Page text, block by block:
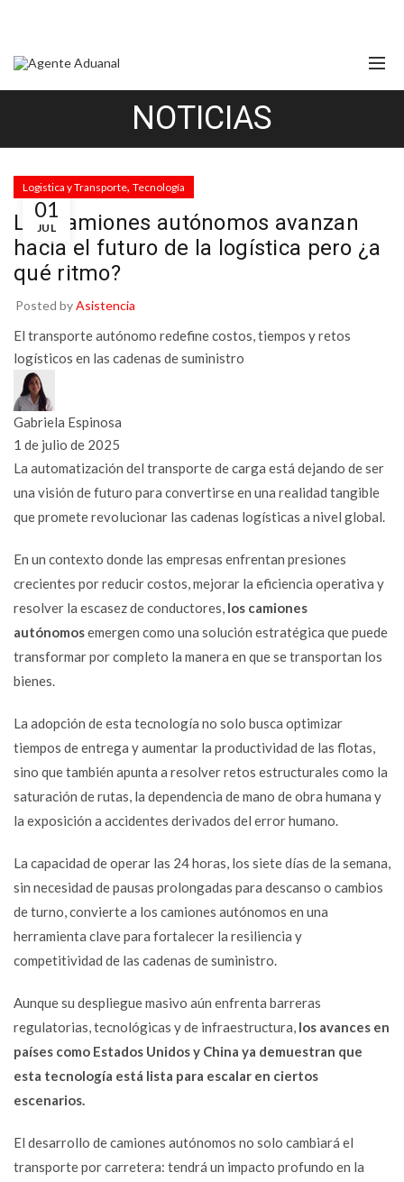
NOTICIAS
01
JUL
Logistica y Transporte, Tecnología
Los camiones autónomos avanzan
hacia el futuro de la logística pero ¿a
qué ritmo?
Posted byAsistencia
El transporte autónomo redefine costos, tiempos y retos
logísticos en las cadenas de suministro
Gabriela Espinosa
1 de julio de 2025
La automatización del transporte de carga está dejando de ser
una visión de futuro para convertirse en una realidad tangible
que promete revolucionar las cadenas logísticas a nivel global.
En un contexto donde las empresas enfrentan presiones
crecientes por reducir costos, mejorar la eficiencia operativa y
resolver la escasez de conductores, los camiones
autónomosemergen como una solución estratégica que puede
transformar por completo la manera en que se transportan los
bienes.
La adopción de esta tecnología no solo busca optimizar
tiempos de entrega y aumentar la productividad de las flotas,
sino que también apunta a resolver retos estructurales como la
saturación de rutas, la dependencia de mano de obra humana y
la exposición a accidentes derivados del error humano.
La capacidad de operar las 24 horas, los siete días de la semana,
sin necesidad de pausas prolongadas para descanso o cambios
de turno, convierte a los camiones autónomos en una
herramienta clave para fortalecer la resiliencia y
competitividad de las cadenas de suministro.
Aunque su despliegue masivo aún enfrenta barreras
regulatorias, tecnológicas y de infraestructura, los avances en
países como Estados Unidos y China ya demuestran que
esta tecnología está lista para escalar en ciertos
escenarios.
El desarrollo de camiones autónomos no solo cambiará el
transporte por carretera: tendrá un impacto profundo en la